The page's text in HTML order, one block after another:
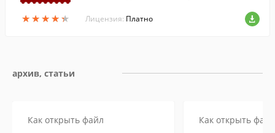
★★★★★
★★★★★
защищает передаваемые данные.
Лицензия: Платно
архив, статьи
Как открыть файл
Как открыть файл